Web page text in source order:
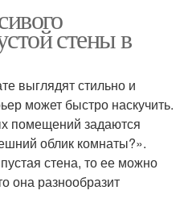
стены в
выглядят стильно и
может быстро наскучить.
помещений задаются
облик комнаты?».
стена, то ее можно
она разнообразит